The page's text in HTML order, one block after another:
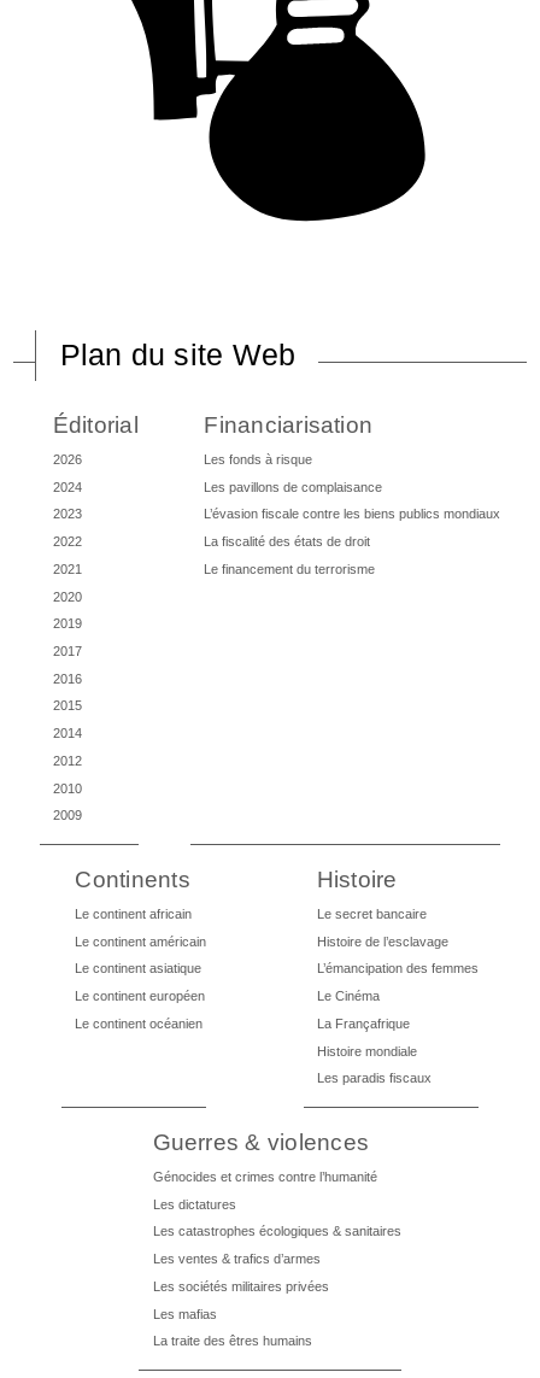
Plan du site Web
Éditorial
2026
2024
2023
2022
2021
2020
2019
2017
2016
2015
2014
2012
2010
2009
Financiarisation
Les fonds à risque
Les pavillons de complaisance
L’évasion fiscale contre les biens publics mondiaux
La fiscalité des états de droit
Le financement du terrorisme
Continents
Le continent africain
Le continent américain
Le continent asiatique
Le continent européen
Le continent océanien
Histoire
Le secret bancaire
Histoire de l’esclavage
L’émancipation des femmes
Le Cinéma
La Françafrique
Histoire mondiale
Les paradis fiscaux
Guerres & violences
Génocides et crimes contre l’humanité
Les dictatures
Les catastrophes écologiques & sanitaires
Les ventes & trafics d’armes
Les sociétés militaires privées
Les mafias
La traite des êtres humains